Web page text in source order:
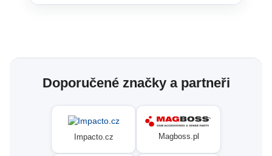
Doporučené značky a partneři
Impacto.cz Magboss.pl